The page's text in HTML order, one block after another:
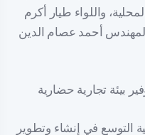
واللواء طيار أكرم
أحمد عصام الدين
بيئة تجارية حضارية
التوسع في إنشاء وتطوير